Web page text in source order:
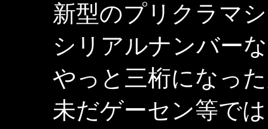
新型のプリクラマ
シリアルナンバー
やっと三桁になっ
未だゲーセン等で